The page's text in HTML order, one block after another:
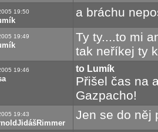
19:50 a bráchu
19:49
Ty ty....to mi
tak neříkej ty
19:46 to Lumík
Přišel čas na
Gazpacho!
19:43 Jen se do něj